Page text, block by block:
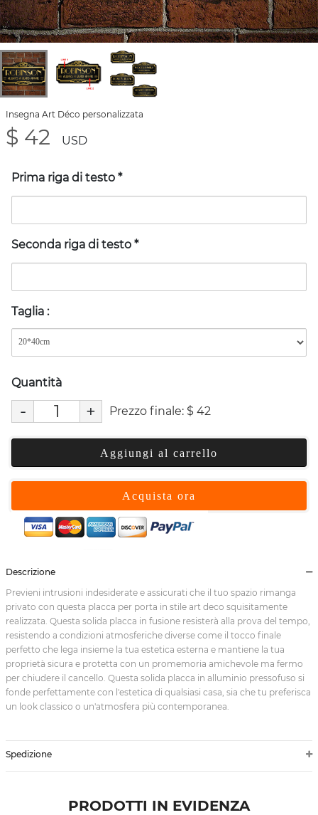
Insegna Art Déco personalizzata
$ 42 USD
Prima riga di testo *
Seconda riga di testo *
Taglia :
Quantità
- + Prezzo finale: $ 42
Aggiungi al carrello
Acquista ora
Descrizione
Previeni intrusioni indesiderate e assicurati che il tuo spazio rimanga
privato con questa placca per porta in stile art deco squisitamente
realizzata. Questa solida placca in fusione resisterà alla prova del tempo,
resistendo a condizioni atmosferiche diverse come il tocco finale
perfetto che lega insieme la tua estetica esterna e mantiene la tua
proprietà sicura e protetta con un promemoria amichevole ma fermo
per chiudere il cancello. Questa solida placca in alluminio pressofuso si
fonde perfettamente con l'estetica di qualsiasi casa, sia che tu preferisca
un look classico o un'atmosfera più contemporanea.
Spedizione
PRODOTTI IN EVIDENZA